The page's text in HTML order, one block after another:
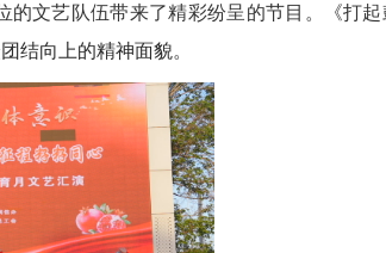
文艺队伍带来了精彩纷呈的节目。《打起
结向上的精神面貌。